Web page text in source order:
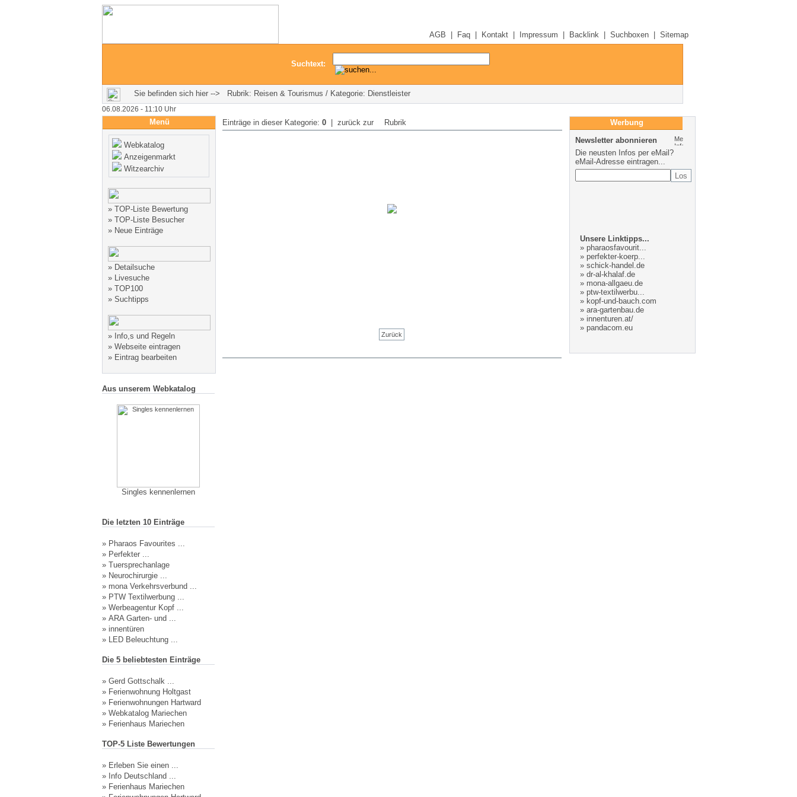
AGB Faq| Kontakt| Impressum Backlink| Suchboxen| Sitemap
Suchtext:
Sie befinden sich hier --> Rubrik: Reisen & Tourismus / Kategorie: Dienstleister
06.08.2026 - 11:10 Uhr
Menü
Webkatalog
Anzeigenmarkt
Witzearchiv
» TOP-Liste Bewertung
» TOP-Liste Besucher
» Neue Einträge
» Detailsuche
» Livesuche
» TOP100
» Suchtipps
»
Info,s und Regeln
» Webseite eintragen
» Eintrag bearbeiten
Aus unserem Webkatalog
Singles kennenlernen
Die letzten 10 Einträge
» Pharaos Favourites ...
» Perfekter ...
» Tuersprechanlage
» Neurochirurgie ...
» mona Verkehrsverbund ...
» PTW Textilwerbung ...
» Werbeagentur Kopf ...
» ARA Garten- und ...
» innentüren
» LED Beleuchtung ...
Die 5 beliebtesten Einträge
» Gerd Gottschalk ...
» Ferienwohnung Holtgast
» Ferienwohnungen Hartward
» Webkatalog Mariechen
» Ferienhaus Mariechen
TOP-5 Liste Bewertungen
» Erleben Sie einen ...
»
Info Deutschland ...
» Ferienhaus Mariechen
Einträge in dieser Kategorie: 0| zurück zur Rubrik
Zurück
Werbung
Newsletter abonnieren
Die neusten Infos per eMail?
eMail-Adresse eintragen...
Unsere Linktipps...
» pharaosfavourit...
» perfekter-koerp...
» schick-handel.de
» dr-al-khalaf.de
» mona-allgaeu.de
» ptw-textilwerbu...
» kopf-und-bauch.com
» ara-gartenbau.de
» innenturen.at/
» pandacom.eu